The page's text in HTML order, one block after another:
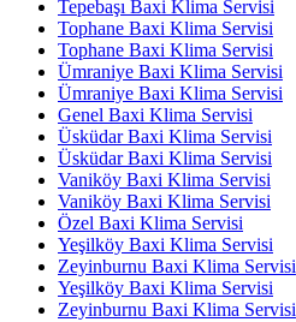
Tepebaşı Baxi Klima Servisi
Tophane Baxi Klima Servisi
Tophane Baxi Klima Servisi
Ümraniye Baxi Klima Servisi
Ümraniye Baxi Klima Servisi
Genel Baxi Klima Servisi
Üsküdar Baxi Klima Servisi
Üsküdar Baxi Klima Servisi
Vaniköy Baxi Klima Servisi
Vaniköy Baxi Klima Servisi
Özel Baxi Klima Servisi
Yeşilköy Baxi Klima Servisi
Zeyinburnu Baxi Klima Servisi
Yeşilköy Baxi Klima Servisi
Zeyinburnu Baxi Klima Servisi